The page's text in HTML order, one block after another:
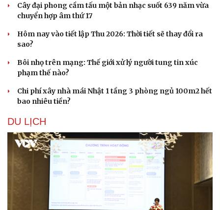
Dinh dưỡng - món ngon
Cây thuốc
Sản phụ khoa
Nhi khoa
Nam khoa
Làm đẹp - giảm cân
Phòng mạch online
Ăn sạch sống khỏe
Blog
Tình yêu - Gia đình
Cây đại phong cầm tấu một bản nhạc suốt 639 năm vừa
chuyển hợp âm thứ 17
Hôm nay vào tiết lập Thu 2026: Thời tiết sẽ thay đổi ra
sao?
Bôi nhọ trên mạng: Thế giới xử lý người tung tin xúc
phạm thế nào?
Chi phí xây nhà mái Nhật 1 tầng 3 phòng ngủ 100m2 hết
bao nhiêu tiền?
DU LỊCH